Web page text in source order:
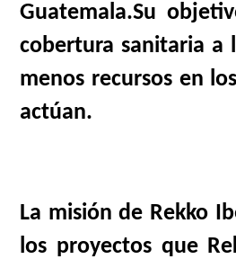
Guatemala.Su
cobertura sanitaria a
menos recursos en
actúan.
La misión de Rekko
los proyectos que